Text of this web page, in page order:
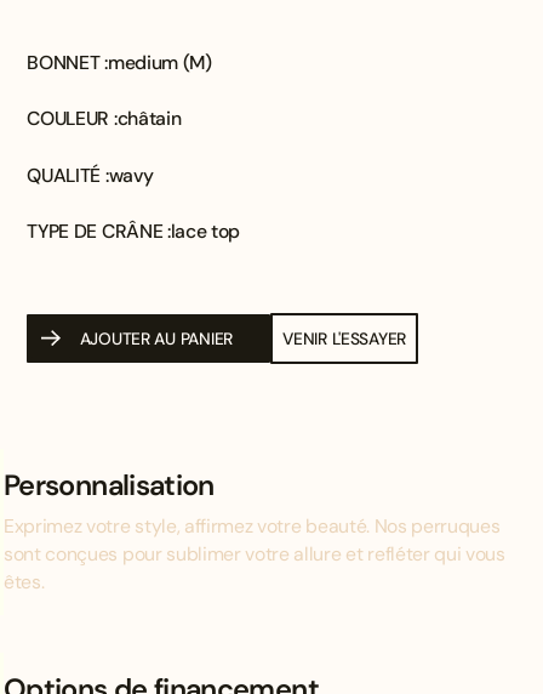
BONNET :medium (M)
COULEUR :châtain
QUALITÉ :wavy
TYPE DE CRÂNE :lace top
AJOUTER AU PANIER VENIR L'ESSAYER
Personnalisation
Exprimez votre style, affirmez votre beauté. Nos perruques
sont conçues pour sublimer votre allure et refléter qui vous
êtes.